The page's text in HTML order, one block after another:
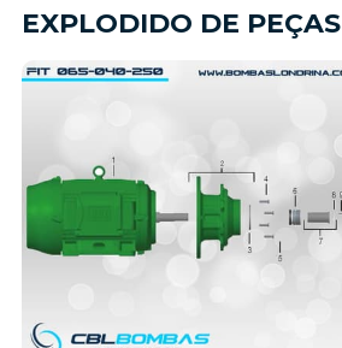
EXPLODIDO DE PEÇAS